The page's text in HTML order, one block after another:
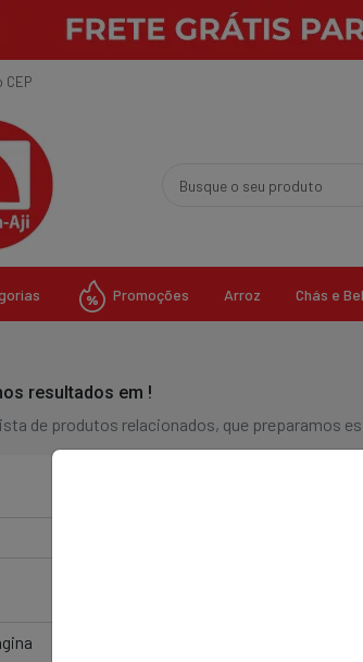
CEP
Promoções Arroz Chás e
resultados em !
de produtos relacionados, que preparamos